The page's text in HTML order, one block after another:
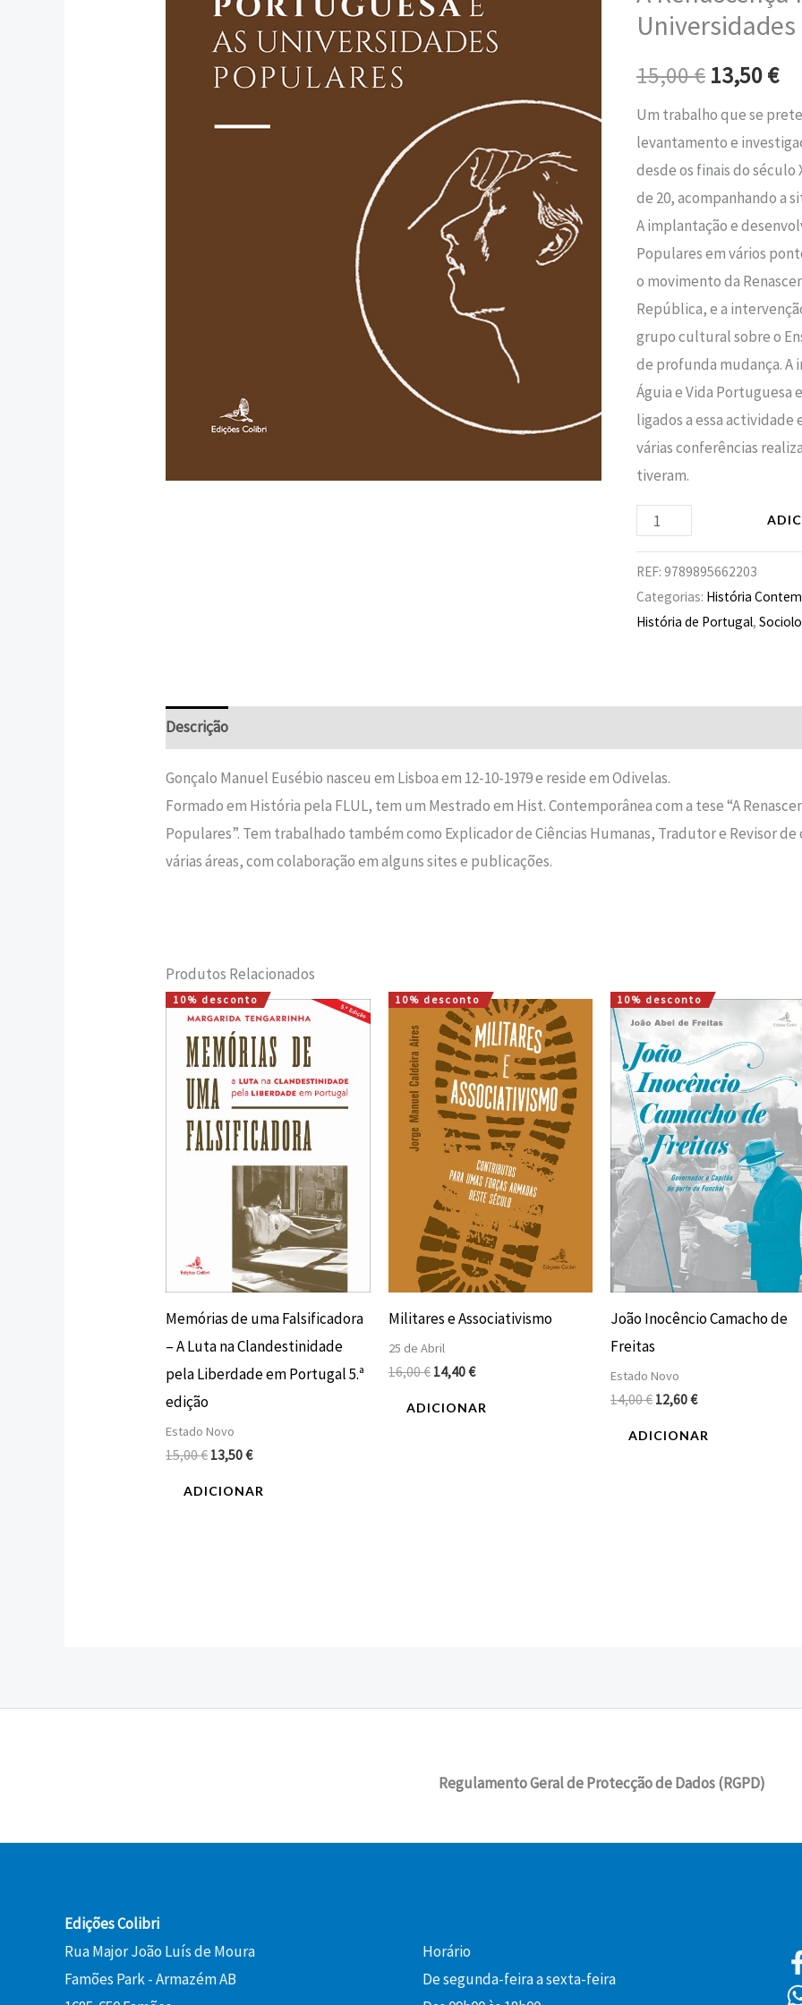
15,00€
era:
13,50€
é:
Um trabalho que se
levantamento e
desde os finais do
de 20, acompanhando a
A implantação e
Populares em vários
o movimento da
República, e a
grupo cultural sobre o
de profunda mudança. A
Águia e Vida
ligados a essa
várias conferências
tiveram.
e
Universidades
REF: 9789895662203
Categorias: História
História de Portugal,
Descrição
Gonçalo Manuel Eusébio nasceu em Lisboa em 12-10-1979 e reside em Odivelas.
Formado em História pela FLUL, tem um Mestrado em Hist. Contemporânea com a tese “A
Populares”. Tem trabalhado também como Explicador de Ciências Humanas, Tradutor e Revisor
várias áreas, com colaboração em alguns sites e publicações.
Produtos Relacionados
10% desconto
Memórias de uma Falsificadora
– A Luta na Clandestinidade
pela Liberdade em Portugal 5.ª
edição
Estado Novo
15,00€
O
preço
original
era:
15,00 €.
13,50€
O
preço
atual
é:
13,50 €.
ADICIONAR
10% desconto
Militares e Associativismo
25 de Abril
16,00€
O
preço
original
era:
16,00 €.
14,40€
O
preço
atual
é:
14,40 €.
ADICIONAR
10% desconto
João Inocêncio Camacho de
Freitas
Estado Novo
14,00€
O
preço
original
era:
14,00 €.
12,60€
O
preço
é:
12,60 €.
ADICIONAR
Regulamento Geral de Protecção de Dados (RGPD)
Edições Colibri
Rua Major João Luís de Moura
Famões Park - Armazém AB
Horário
De segunda-feira a sexta-feira